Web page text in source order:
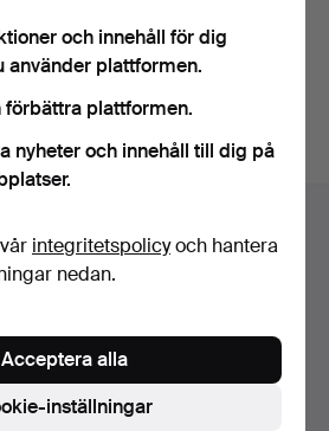
Skapa konto
och innehåll för dig
använder plattformen.
förbättra plattformen.
nyheter och innehåll till dig på
integritetspolicyoch hantera
nedan.
inställningar
Acceptera alla